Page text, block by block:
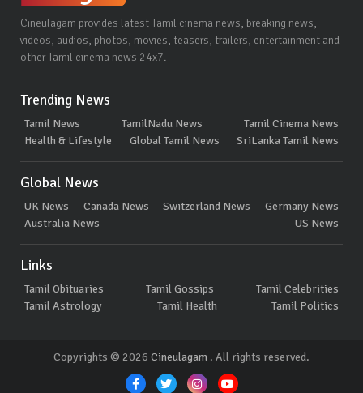
Cineulagam provides latest Tamil cinema news, breaking news,
videos, audios, photos, movies, teasers, trailers, entertainment and
other Tamil cinema news 24x7.
Trending News
Tamil News TamilNadu News
Tamil Cinema News
Health & Lifestyle
Global Tamil News SriLanka Tamil News
Global News
UK News Canada News Switzerland News
Germany News
Australia News
US News
Links
Tamil Obituaries Tamil Gossips
Tamil Celebrities
Tamil Astrology
Tamil Health Tamil Politics
Copyrights © 2026 Cineulagam . All rights reserved.